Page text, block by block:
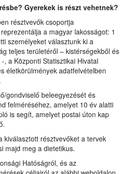
Gyerekek is részt vehetnek?
résztvevők csoportja
a magyar lakosságot: 1
személyeket választunk ki a
teljes területéről – kistérségekből és
, a Központi Statisztikai Hivatal
életkörülmények adatfelvételben
gondviselő beleegyezését és
felméréséhez, amelyet 10 év alatti
is segít, amelyet postai úton kap
kiválasztott résztvevőket a tervek
majd meg a dietetikus.
Hatóságról, és az